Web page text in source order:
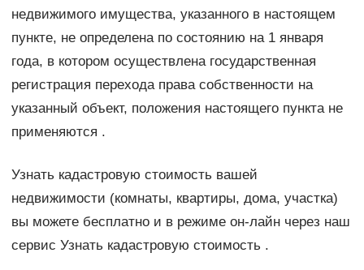
недвижимого имущества, указанного в настоящем
пункте, не определена по состоянию на 1 января
года, в котором осуществлена государственная
регистрация перехода права собственности на
указанный объект, положения настоящего пункта не
применяются .
Узнать кадастровую стоимость вашей
недвижимости (комнаты, квартиры, дома, участка)
вы можете бесплатно и в режиме он-лайн через наш
сервис Узнать кадастровую стоимость .